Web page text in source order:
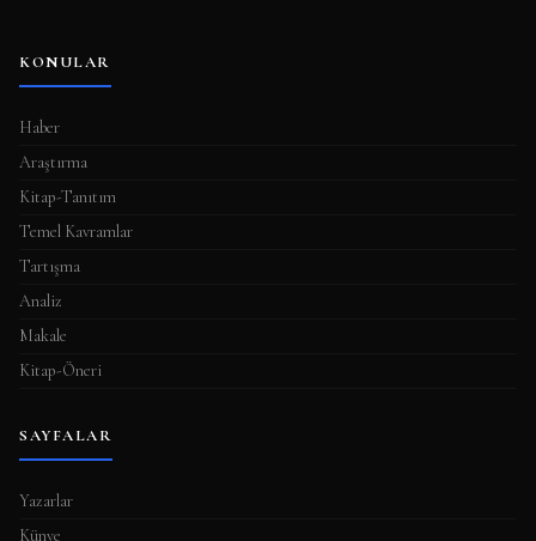
m
a
s
ı
KONULAR
Haber
Araştırma
Kitap-Tanıtım
Temel Kavramlar
Tartışma
Analiz
Makale
Kitap-Öneri
SAYFALAR
Yazarlar
Künye